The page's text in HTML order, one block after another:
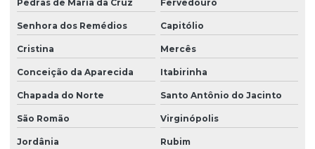
Pedras de Maria da Cruz Fervedouro
Senhora dos Remédios Capitólio
Cristina Mercês
Conceição da Aparecida Itabirinha
Chapada do Norte Santo Antônio do Jacinto
São Romão Virginópolis
Jordânia Rubim